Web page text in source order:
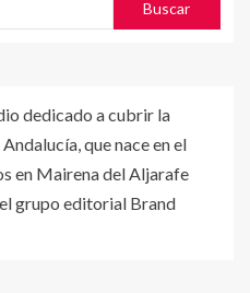
dedicado a cubrir la
que nace en el
en Mairena del Aljarafe
grupo editorial Brand